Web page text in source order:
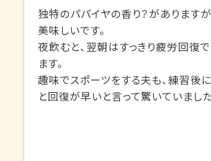
独特のパパイヤの香り？がありますが
美味しいです。
夜飲むと、翌朝はすっきり疲労回復
ます。
趣味でスポーツをする夫も、練習後
と回復が早いと言って驚いていました